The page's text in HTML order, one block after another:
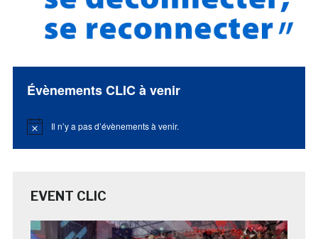
Évènements CLIC à venir
Notice Il n’y a pas d’évènements à venir.
EVENT CLIC